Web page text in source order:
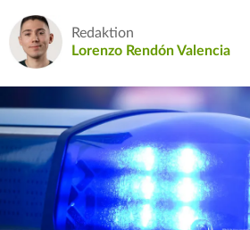
Redaktion
Lorenzo Rendón Valencia